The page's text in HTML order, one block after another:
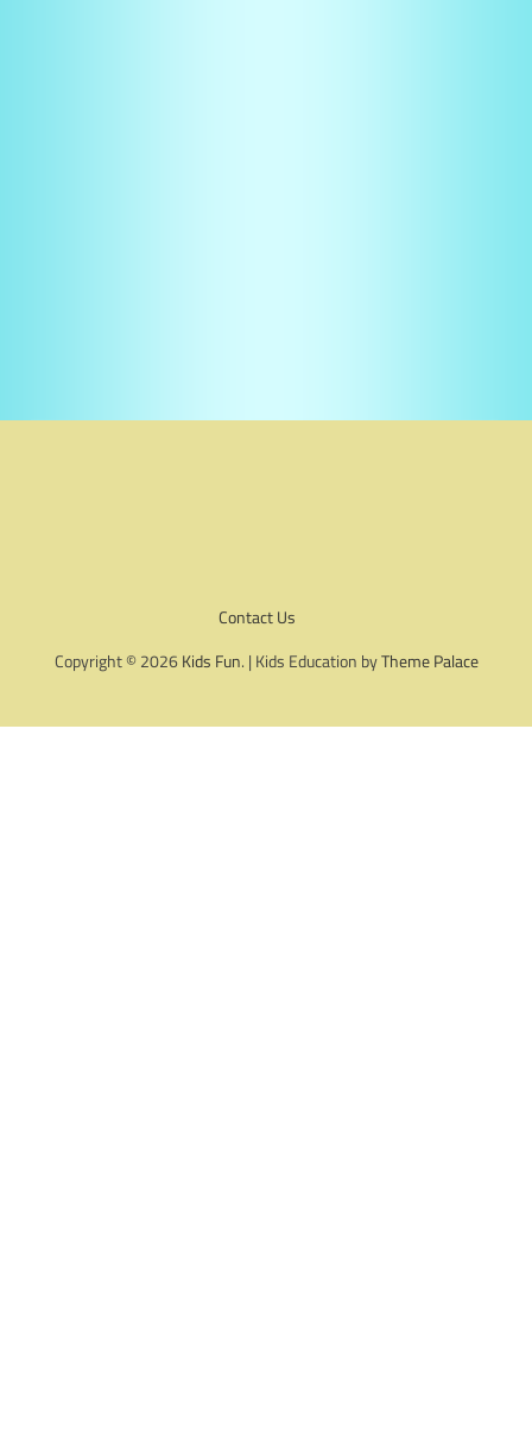
Contact Us
Copyright © 2026Kids Fun. | Kids Education byTheme Palace